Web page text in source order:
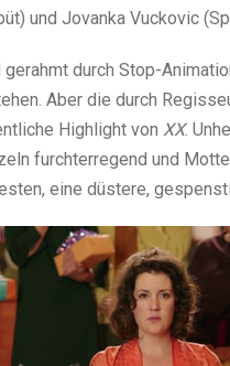
und Jovanka Vuckovic
durch Stop-
Aber die durch
Highlight von XX.
furchterregend und
eine düstere,